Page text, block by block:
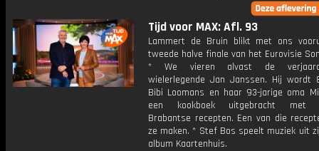
Tijd voor MAX: Afl. 93
Lammert de Bruin blikt met ons
tweede halve finale van het Eurovisie
* We vieren alvast de
wielerlegende Jan Janssen. Hij wordt
Bibi Loomans en haar 93-jarige oma
een kookboek uitgebracht met
Brabantse recepten. Een van die
ze maken. * Stef Bos speelt muziek uit
album Kaartenhuis.